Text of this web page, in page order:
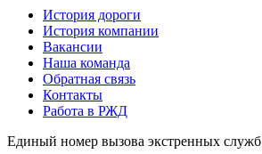
История дороги
История компании
Вакансии
Наша команда
Обратная связь
Контакты
Работа в РЖД
Единый номер вызова экстренных служб